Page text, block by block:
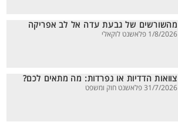
מהשורשים של גבעת עדה אל לב אפריקה
1/8/2026 פלאשנט לוקאלי
צוואות הדדיות או נפרדות: מה מתאים לכם?
31/7/2026 פלאשנט חוק ומשפט